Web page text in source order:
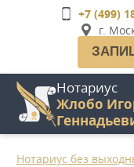
+7 (499)
г.
Нотариус
Жлобо
Нотариус без